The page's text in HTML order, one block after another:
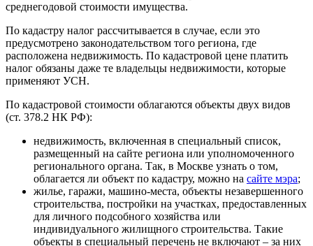
среднегодовой стоимости имущества.
По кадастру налог рассчитывается в случае, если это
предусмотрено законодательством того региона, где
расположена недвижимость. По кадастровой цене платить
налог обязаны даже те владельцы недвижимости, которые
применяют УСН.
По кадастровой стоимости облагаются объекты двух видов
(ст. 378.2 НК РФ):
недвижимость, включенная в специальный список,
размещенный на сайте региона или уполномоченного
регионального органа. Так, в Москве узнать о том,
облагается ли объект по кадастру, можно на сайте мэра;
жилье, гаражи, машино-места, объекты незавершенного
строительства, постройки на участках, предоставленных
для личного подсобного хозяйства или
индивидуального жилищного строительства. Такие
объекты в специальный перечень не включают – за них